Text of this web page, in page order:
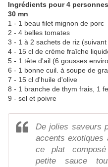
Ingrédients pour 4
30 mn
1 - 1 beau filet mignon de porc
2 - 4 belles tomates
3 - 1 à 2 sachets de riz
4 - 15 cl de crème fraîche
5 - 1 tête d'ail (6 gousses
6 - 1 bonne cuil. à soupe de
7 - 15 cl d'huile d'olive
8 - 1 branche de thym frais, 1
9 - sel et poivre
De jolies saveurs
accents exotiques
ce plat composé
petite sauce